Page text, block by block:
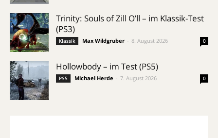
Trinity: Souls of Zill O’ll – im Klassik-Test
(PS3)
Klassik Max Wildgruber 8. August 2026 0
Hollowbody – im Test (PS5)
PS5 Michael Herde 7. August 2026 0